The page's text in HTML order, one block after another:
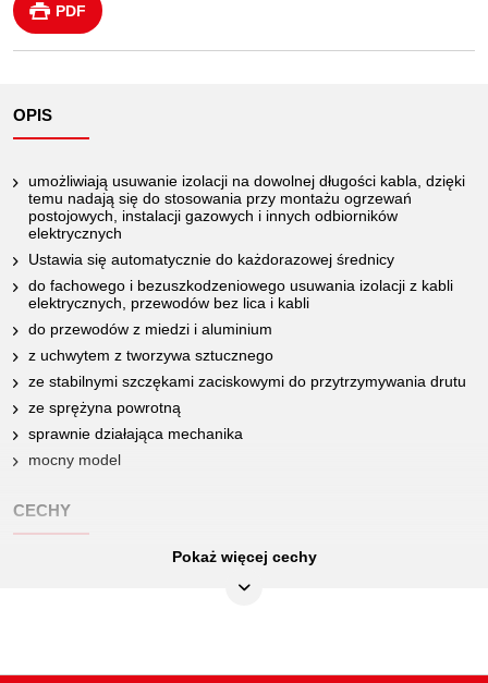
PDF
OPIS
umożliwiają usuwanie izolacji na dowolnej długości kabla, dzięki
temu nadają się do stosowania przy montażu ogrzewań
postojowych, instalacji gazowych i innych odbiorników
elektrycznych
Ustawia się automatycznie do każdorazowej średnicy
do fachowego i bezuszkodzeniowego usuwania izolacji z kabli
elektrycznych, przewodów bez lica i kabli
do przewodów z miedzi i aluminium
z uchwytem z tworzywa sztucznego
ze stabilnymi szczękami zaciskowymi do przytrzymywania drutu
ze sprężyna powrotną
sprawnie działająca mechanika
mocny model
CECHY
20-14
Pokaż więcej cechy